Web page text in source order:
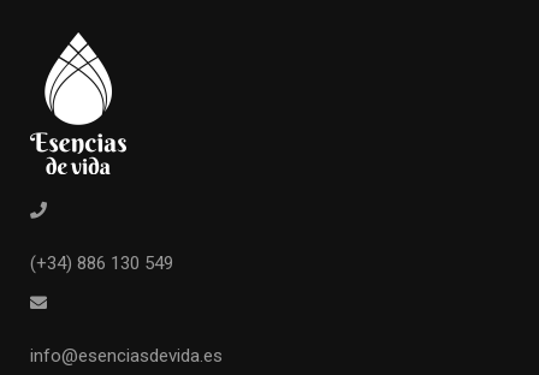
(+34) 886 130 549
info@esenciasdevida.es